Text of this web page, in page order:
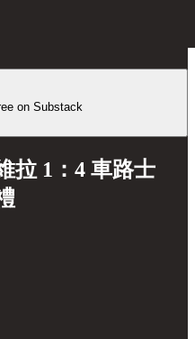
on Substack
拉 1：4 車路士